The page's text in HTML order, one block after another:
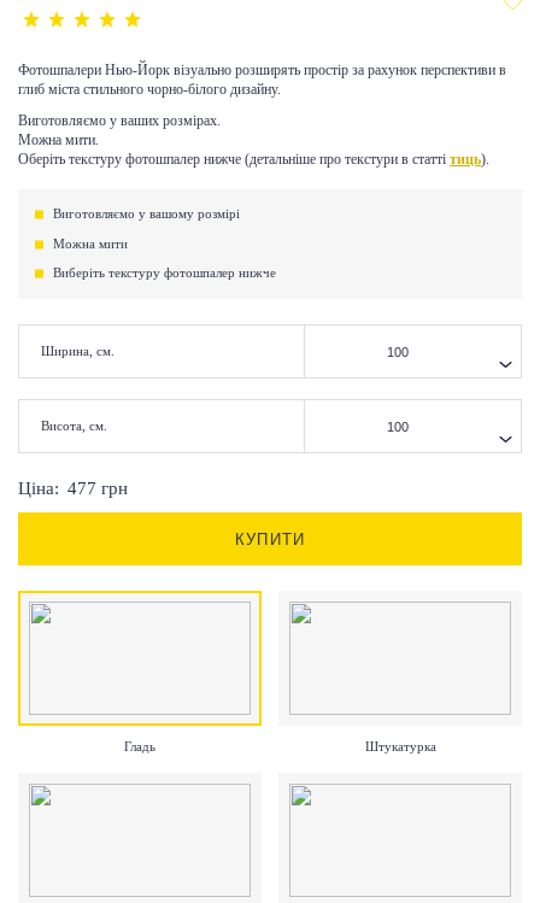
Фотошпалери Нью-Йорк візуально розширять простір за рахунок перспективи в
глиб міста стильного чорно-білого дизайну.
Виготовляємо у ваших розмірах.
Можна мити.
Оберіть текстуру фотошпалер нижче (детальніше про текстури в статті тиць).
Виготовляємо у вашому розмірі
Можна мити
Виберіть текстуру фотошпалер нижче
Ширина, см.
Висота, см.
Ціна: 477 грн
КУПИТИ
Гладь Штукатурка